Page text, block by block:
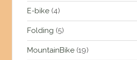
E-bike(4)
Folding (5)
MountainBike(19)